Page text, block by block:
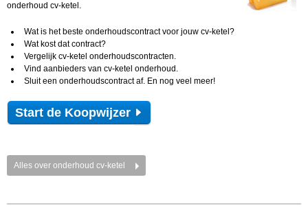
onderhoud cv-ketel.
Wat is het beste onderhoudscontract voor jouw cv-ketel?
Wat kost dat contract?
Vergelijk cv-ketel onderhoudscontracten.
Vind aanbieders van cv-ketel onderhoud.
Sluit een onderhoudscontract af. En nog veel meer!
Start de Koopwijzer
Alles over onderhoud cv-ketel